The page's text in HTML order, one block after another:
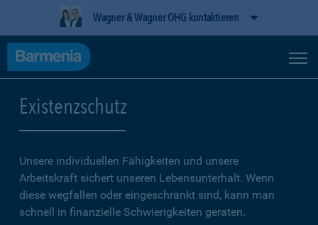
Wagner & Wagner OHG kontaktieren
Existenzschutz
Unsere individuellen Fähigkeiten und unsere
Arbeitskraft sichert unseren Lebensunterhalt. Wenn
diese wegfallen oder eingeschränkt sind, kann man
schnell in finanzielle Schwierigkeiten geraten.